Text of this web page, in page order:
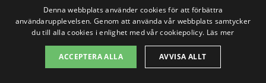
Kungsör
Hallstahammar
Denna webbplats använder cookies för att förbättra
användarupplevelsen. Genom att använda vår webbplats samtycker
du till alla cookies i enlighet med vår cookiepolicy. Läs mer
ACCEPTERA ALLA AVVISA ALLT